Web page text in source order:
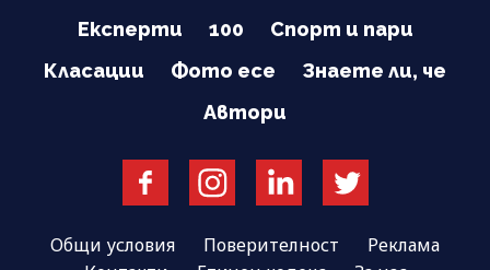
Експерти
100
Спорт и пари
Класации
Фото есе
Знаете ли, че
Автори
Общи условия Поверителност
Реклама